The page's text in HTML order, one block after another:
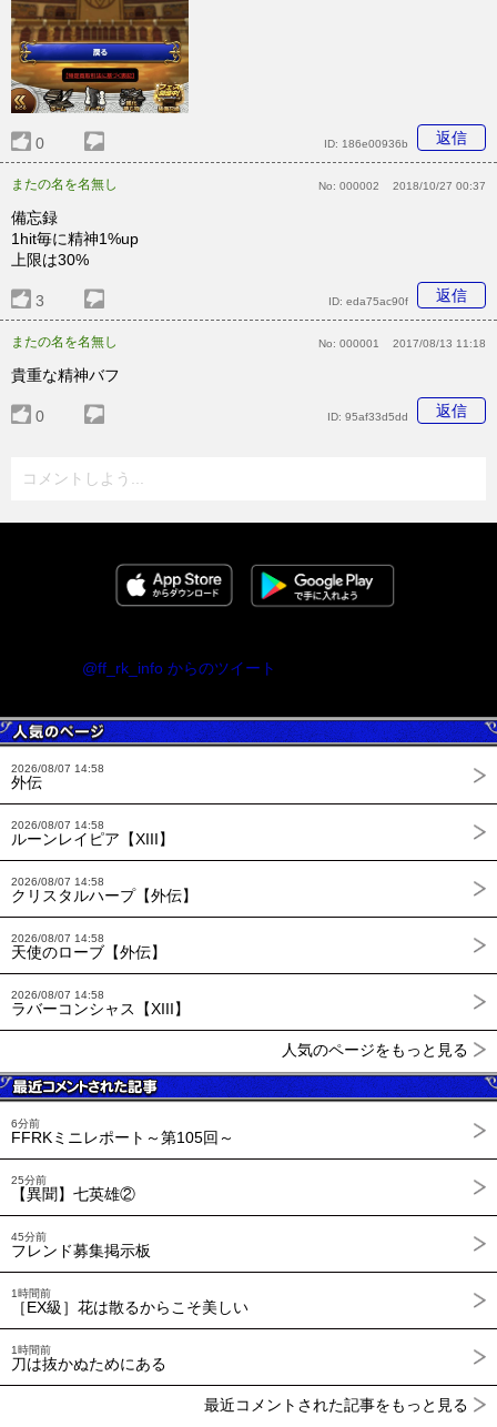
0 返信
ID: 186e00936b
またの名を名無し No: 000002 2018/10/27 00:37
備忘録
1hit毎に精神1%up
上限は30%
3 返信
ID: eda75ac90f
またの名を名無し No: 000001 2017/08/13 11:18
貴重な精神バフ
0 返信
ID: 95af33d5dd
コメントしよう...
@ff_rk_info からのツイート
2026/08/07 14:58
外伝
2026/08/07 14:58
ルーンレイピア【XIII】
2026/08/07 14:58
クリスタルハープ【外伝】
2026/08/07 14:58
天使のローブ【外伝】
2026/08/07 14:58
ラバーコンシャス【XIII】
人気のページをもっと見る
6分前
FFRKミニレポート～第105回～
25分前
【異聞】七英雄②
45分前
フレンド募集掲示板
1時間前
［EX級］花は散るからこそ美しい
1時間前
刀は抜かぬためにある
最近コメントされた記事をもっと見る